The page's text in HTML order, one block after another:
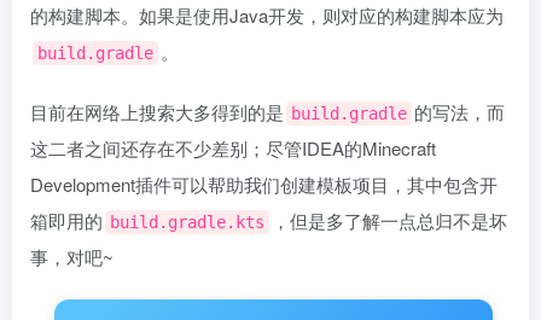
的构建脚本。如果是使用Java开发，则对应的构建脚本应为
build.gradle 。
目前在网络上搜索大多得到的是 build.gradle 的写法，而
这二者之间还存在不少差别；尽管IDEA的Minecraft
Development插件可以帮助我们创建模板项目，其中包含开
箱即用的 build.gradle.kts
，但是多了解一点总归不是坏
事，对吧~